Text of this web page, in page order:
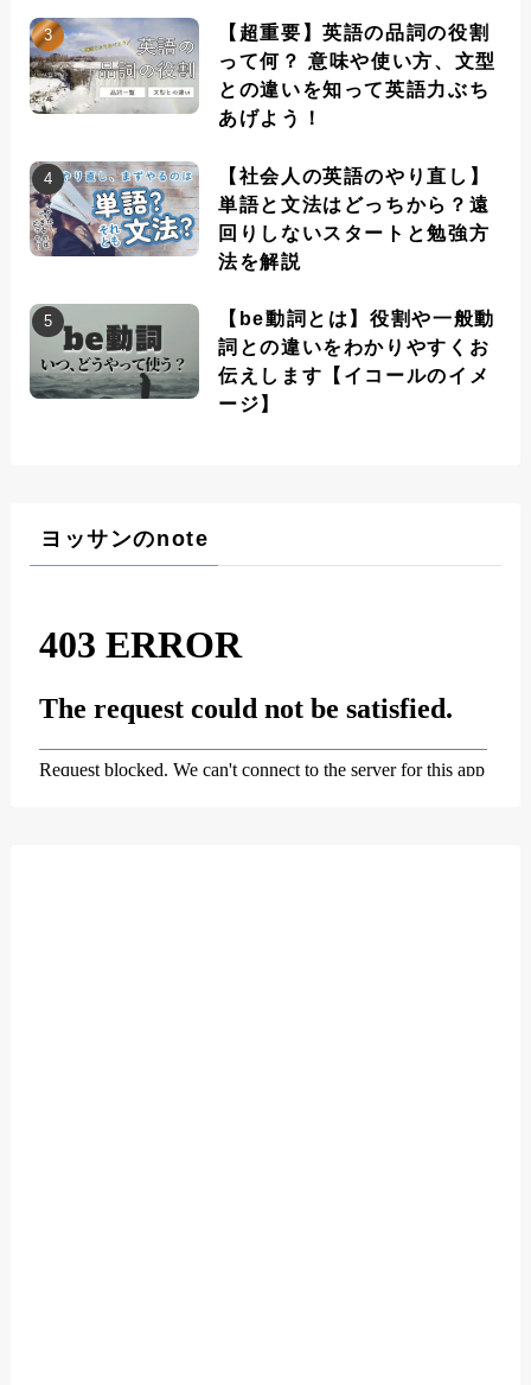
【超重要】英語の品詞の役割
って何？ 意味や使い方、文型
との違いを知って英語力ぶち
あげよう！
【社会人の英語のやり直し】
単語と文法はどっちから？遠
回りしないスタートと勉強方
法を解説
【be動詞とは】役割や一般動
詞との違いをわかりやすくお
伝えします【イコールのイメ
ージ】
ヨッサンのnote